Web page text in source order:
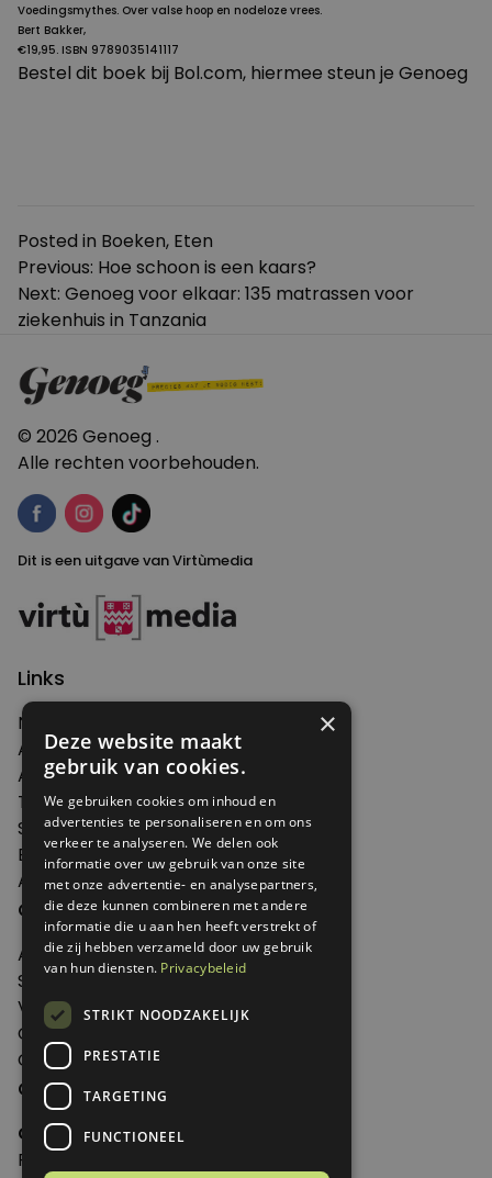
Voedingsmythes. Over valse hoop en nodeloze vrees.
Bert Bakker,
€19,95. ISBN 9789035141117
Bestel dit boek bij Bol.com, hiermee steun je Genoeg
Posted in Boeken, Eten
Bericht
navigatie
Previous: Hoe schoon is een kaars?
Next: Genoeg voor elkaar: 135 matrassen voor
ziekenhuis in Tanzania
© 2026 Genoeg .
Alle rechten voorbehouden.
Dit is een uitgave van Virtùmedia
Links
Nieuws
Artikelen
Agenda
Thema's
Shop
Edities
Abonneren
Over Genoeg
Adverteren
Samenwerken
Verkooppunten
Over Genoeg
Contact
Contactgegevens
Genoeg
Postbus 595 - 3700 AN Zeist
×
Deze website maakt
gebruik van cookies.
We gebruiken cookies om inhoud en
advertenties te personaliseren en om ons
verkeer te analyseren. We delen ook
informatie over uw gebruik van onze site
met onze advertentie- en analysepartners,
die deze kunnen combineren met andere
informatie die u aan hen heeft verstrekt of
die zij hebben verzameld door uw gebruik
van hun diensten. Privacybeleid
STRIKT NOODZAKELIJK
PRESTATIE
TARGETING
FUNCTIONEEL